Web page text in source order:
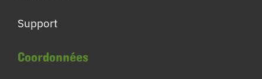
Support
Coordonnées